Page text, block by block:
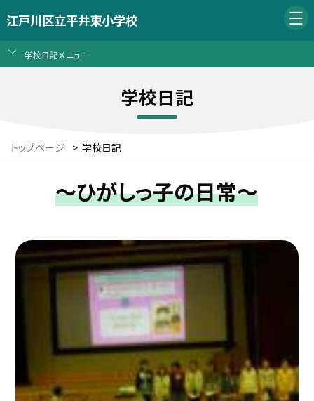
江戸川区立平井東小学校
学校日記メニュー
学校日記
トップページ > 学校日記
～ひがしっ子の日常～